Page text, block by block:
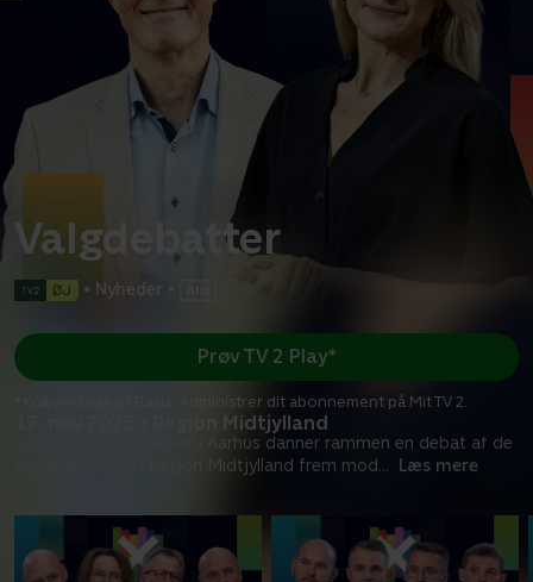
Valgdebatter
• Nyheder
17. nov 2025 • Region Midtjylland
Steno Diabetes Center i Aarhus danner rammen en debat af de
vigtigste emner i Region Midtjylland frem mod... Læs mere
Prøv TV 2 Play*
*Kræver pakken Basis. Administrer dit abonnement på Mit TV 2.